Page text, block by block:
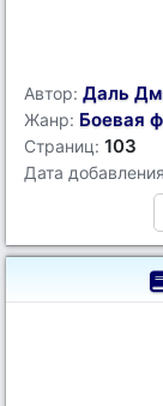
Автор: Даль
Жанр: Боевая
Страниц: 103
Дата